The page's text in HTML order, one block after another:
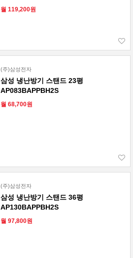
월 119,200원
(주)삼성전자
삼성 냉난방기 스탠드 23평
AP083BAPPBH2S
월 68,700원
(주)삼성전자
삼성 냉난방기 스탠드 36평
AP130BAPPBH2S
월 97,800원